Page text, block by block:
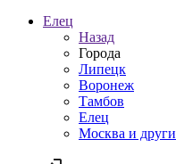
Елец
Назад
Города
Липецк
Воронеж
Тамбов
Елец
Москва и